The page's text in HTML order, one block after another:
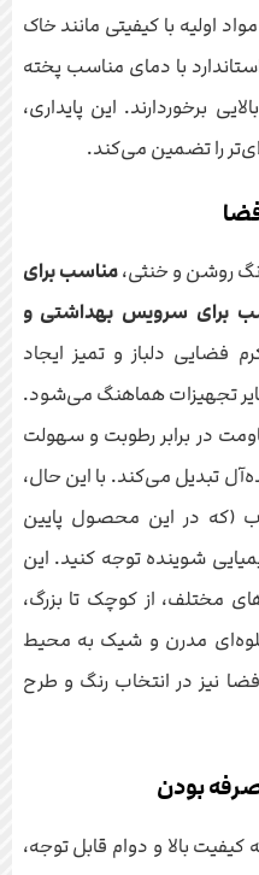
اولیه با کیفیتی مانند خاک
با دمای مناسب پخته
برخوردارند. این پایداری،
را تضمین می‌کند.
مناسب برای
برای سرویس بهداشتی و
فضایی دلباز و تمیز ایجاد
تجهیزات هماهنگ می‌شود.
در برابر رطوبت و سهولت
تبدیل می‌کند. با این حال،
(که در این محصول پایین
شوینده توجه کنید. این
برای فضاهای مختلف، از کوچک تا بزرگ،
مدرن و شیک به محیط
نیز در انتخاب رنگ و طرح